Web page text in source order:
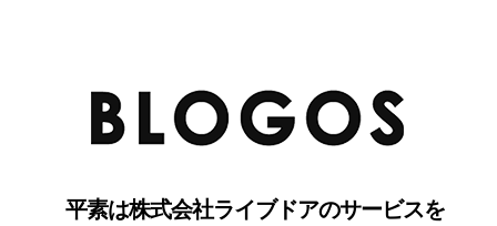
平素は株式会社ライブドアのサービスを